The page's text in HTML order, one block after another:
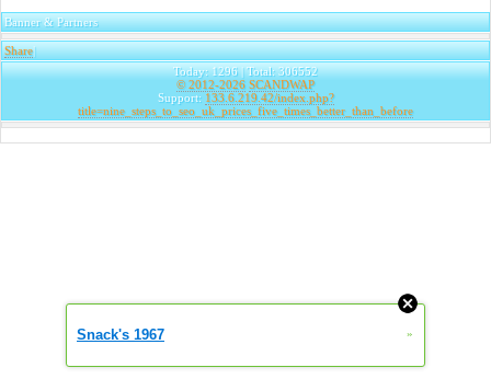
Banner & Partners
Share|
Today: 1296 | Total: 306552
© 2012-2026 SCANDWAP
Support: 133.6.219.42/index.php?
title=nine_steps_to_seo_uk_prices_five_times_better_than_before
Snack's 1967 »